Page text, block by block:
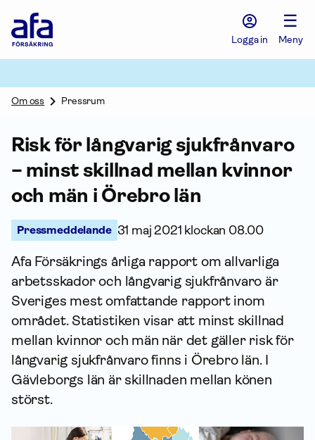
Försäkring
Logga in
☰
Meny
Om oss Pressrum
Risk för långvarig sjukfrånvaro
– minst skillnad mellan kvinnor
och män i Örebro län
Pressmeddelande 31 maj 2021 klockan 08.00
Afa Försäkrings årliga rapport om allvarliga
arbets­skador och långvarig sjukfrånvaro är
Sveriges mest omfattande rapport inom
området. Statistiken visar att minst skillnad
mellan kvinnor och män när det gäller risk för
långvarig sjukfrånvaro finns i Örebro län. I
Gävleborgs län är skillnaden mellan könen
störst.